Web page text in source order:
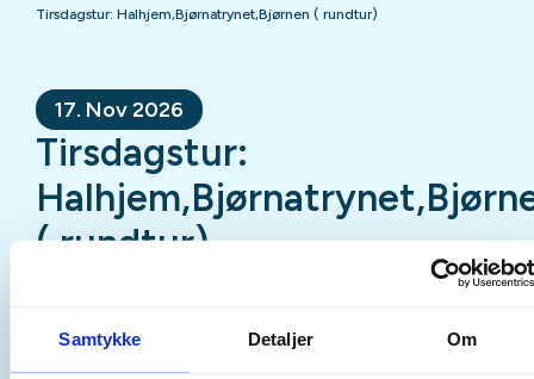
Samtykke Detaljer Om
Tirsdagstur: Halhjem,Bjørnatrynet,Bjørnen ( rundtur)
17. Nov 2026
Tirsdagstur:
( rundtur)